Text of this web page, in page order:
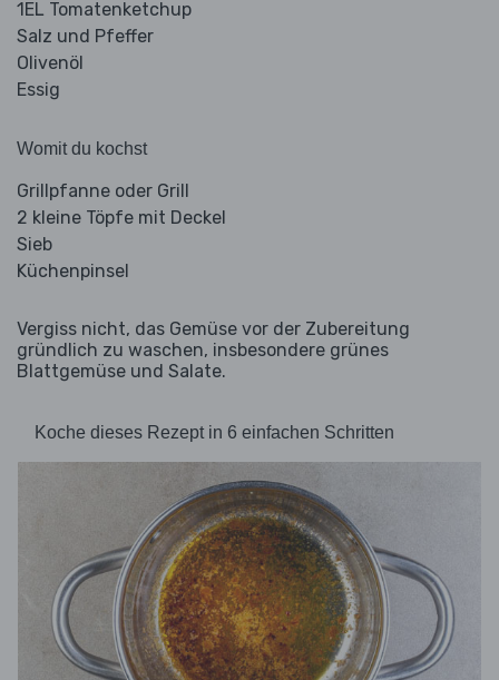
1EL Tomatenketchup
Salz und Pfeffer
Olivenöl
Essig
Womit du kochst
Grillpfanne oder Grill
2 kleine Töpfe mit Deckel
Sieb
Küchenpinsel
Vergiss nicht, das Gemüse vor der Zubereitung
gründlich zu waschen, insbesondere grünes
Blattgemüse und Salate.
Koche dieses Rezept in 6 einfachen Schritten